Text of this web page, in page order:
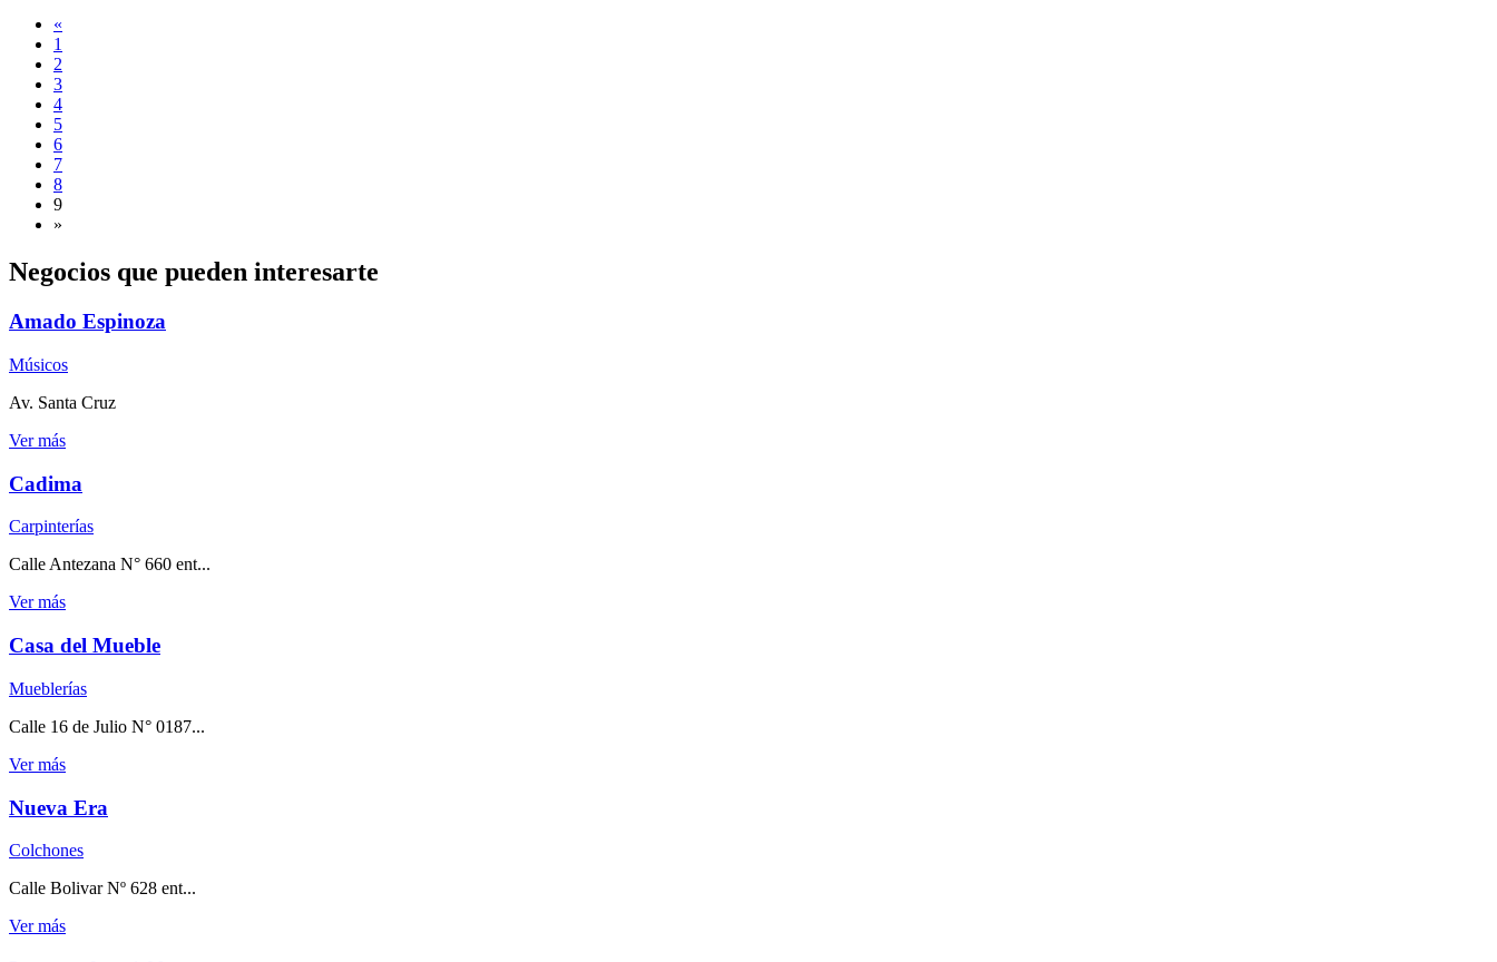
«
1
2
3
4
5
6
7
8
9
»
Negocios que pueden interesarte
Amado Espinoza
Músicos
Av. Santa Cruz
Ver más
Cadima
Carpinterías
Calle Antezana N° 660 ent...
Ver más
Casa del Mueble
Mueblerías
Calle 16 de Julio N° 0187...
Ver más
Nueva Era
Colchones
Calle Bolivar Nº 628 ent...
Ver más